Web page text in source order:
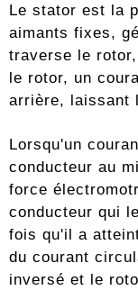
Le stator est la
aimants fixes,
traverse le
le rotor, un
arrière, laissant
Lorsqu'un
conducteur au
force
conducteur qui
fois qu'il a
du courant
inversé et le